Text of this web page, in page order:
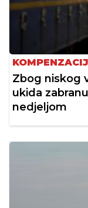
Zbog niskog
ukida
nedjeljom